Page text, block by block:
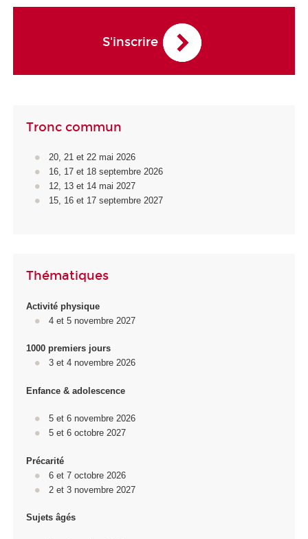
S'inscrire
Tronc commun
20, 21 et 22 mai 2026
16, 17 et 18 septembre 2026
12, 13 et 14 mai 2027
15, 16 et 17 septembre 2027
Thématiques
Activité physique
4 et 5 novembre 2027
1000 premiers jours
3 et 4 novembre 2026
Enfance & adolescence
5 et 6 novembre 2026
5 et 6 octobre 2027
Précarité
6 et 7 octobre 2026
2 et 3 novembre 2027
Sujets âgés